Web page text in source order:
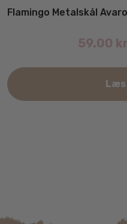
Flamingo Metalskål
59.00
Læs